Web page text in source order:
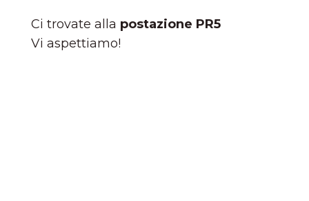
Ci trovate alla postazione PR5
Vi aspettiamo!